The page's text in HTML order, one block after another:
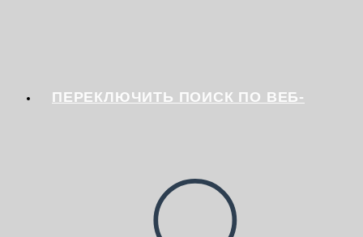
ПЕРЕКЛЮЧИТЬ ПОИСК ПО ВЕБ-